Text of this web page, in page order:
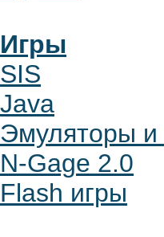
Игры
SIS
Java
Эмуляторы
N-Gage 2.0
Flash игры